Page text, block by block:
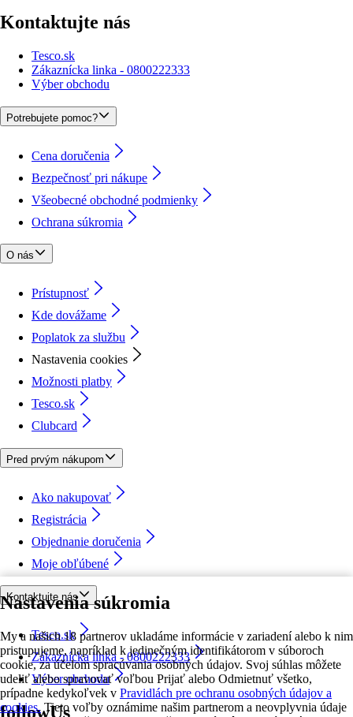
Nastavenia súkromia
My a našich 18 partnerov ukladáme informácie v zariadení alebo k nim
pristupujeme, napríklad k jedinečným identifikátorom v súboroch
cookie, za účelom spracúvania osobných údajov. Svoj súhlas môžete
udeliť alebo spravovať voľbou Prijať alebo Odmietnuť všetko,
prípadne kedykoľvek v Pravidlách pre ochranu osobných údajov a
cookies. Tieto voľby oznámime našim partnerom a neovplyvnia údaje
Kontaktujte nás
Tesco.sk
Zákaznícka linka - 0800222333
Výber obchodu
Potrebujete pomoc?
Cena doručenia
Bezpečnosť pri nákupe
Všeobecné obchodné podmienky
Ochrana súkromia
O nás
Prístupnosť
Kde dovážame
Poplatok za službu
Nastavenia cookies
Možnosti platby
Tesco.sk
Clubcard
Pred prvým nákupom
Ako nakupovať
Registrácia
Objednanie doručenia
Moje obľúbené
Kontaktujte nás
Tesco.sk
Zákaznícka linka - 0800222333
Výber obchodu
followUs